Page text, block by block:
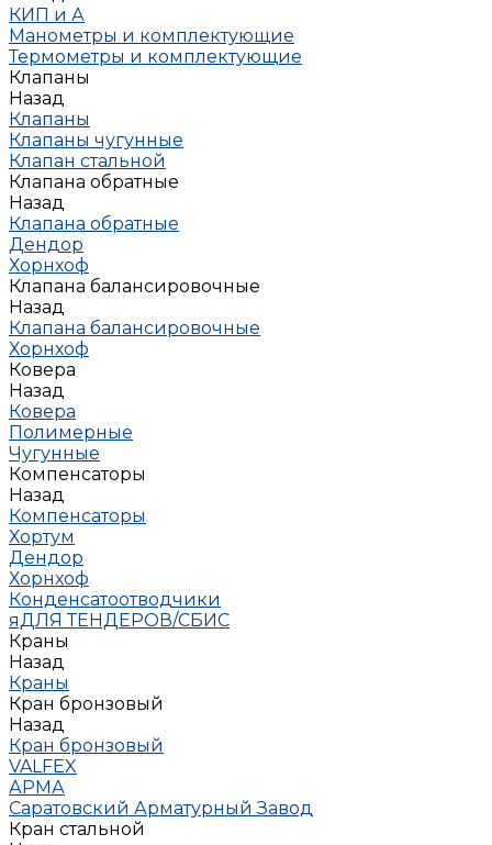
КИП и А
Манометры и комплектующие
Термометры и комплектующие
Клапаны
Назад
Клапаны
Клапаны чугунные
Клапан стальной
Клапана обратные
Назад
Клапана обратные
Дендор
Хорнхоф
Клапана балансировочные
Назад
Клапана балансировочные
Хорнхоф
Ковера
Назад
Ковера
Полимерные
Чугунные
Компенсаторы
Назад
Компенсаторы
Хортум
Дендор
Хорнхоф
Конденсатоотводчики
яДЛЯ ТЕНДЕРОВ/СБИС
Краны
Назад
Краны
Кран бронзовый
Назад
Кран бронзовый
VALFEX
АРМА
Саратовский Арматурный Завод
Кран стальной